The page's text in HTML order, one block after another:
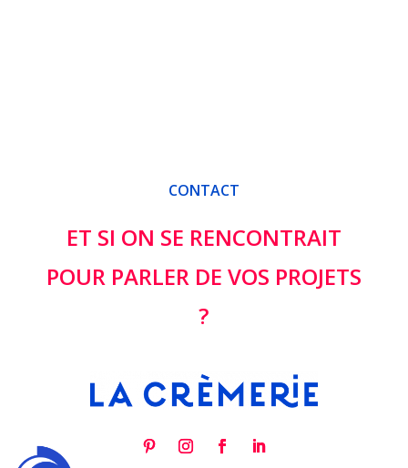
CONTACT
ET SI ON SE RENCONTRAIT
POUR PARLER DE VOS PROJETS
?